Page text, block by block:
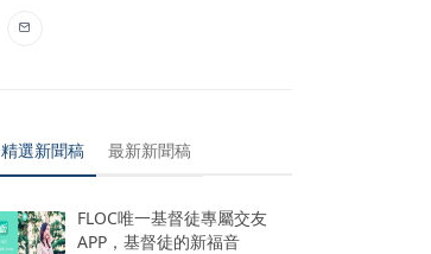
精選新聞稿 最新新聞稿
FLOC唯一基督徒專屬交友
APP，基督徒的新福音